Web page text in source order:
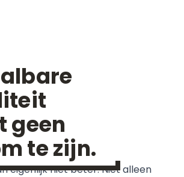
geen
te zijn.
eigenlijk niet beter. Niet alleen